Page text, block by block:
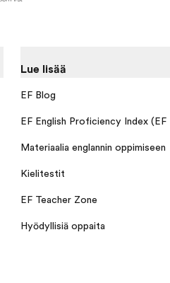
Lue lisää
EF Blog
EF English Proficiency Index (EF
Materiaalia englannin oppimiseen
Kielitestit
EF Teacher Zone
Hyödyllisiä oppaita